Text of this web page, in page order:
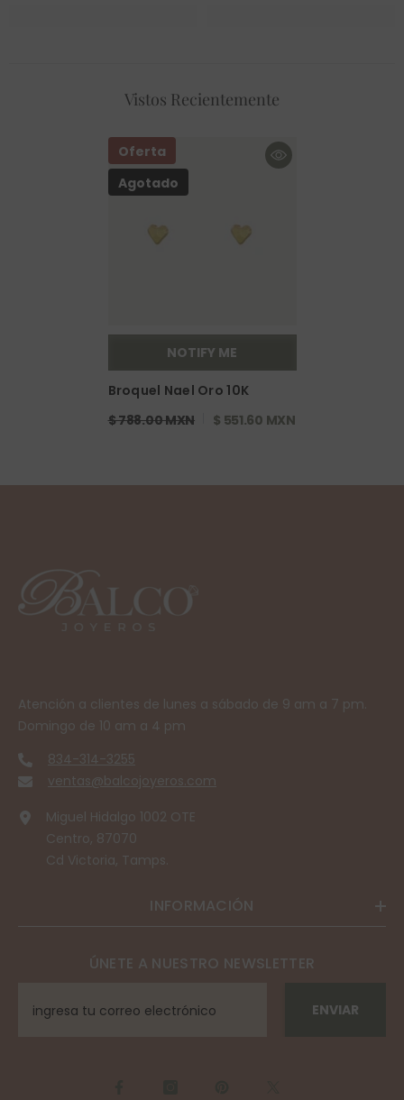
Vistos Recientemente
Oferta
Agotado
NOTIFY ME
Broquel Nael Oro 10K
$ 788.00 MXN
$ 551.60 MXN
Atención a clientes de lunes a sábado de 9 am a 7 pm.
Domingo de 10 am a 4 pm
834-314-3255
ventas@balcojoyeros.com
Miguel Hidalgo 1002 OTE
Centro, 87070
Cd Victoria, Tamps.
INFORMACIÓN
ÚNETE A NUESTRO NEWSLETTER
ENVIAR